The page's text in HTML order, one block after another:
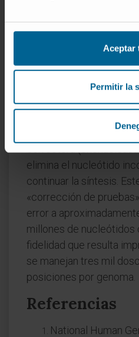
Aceptar
Permitir la
los 16.569 nucleótidos
¿Qué ocurre
está mal colocado
replicación?
La ADN polimerasa
elimina el nucleótido
continuar la síntesis.
«corrección de
error a
millones de nucleótidos
fidelidad que resulta
se manejan tres mil
posiciones por genoma.
Referencias
National Human